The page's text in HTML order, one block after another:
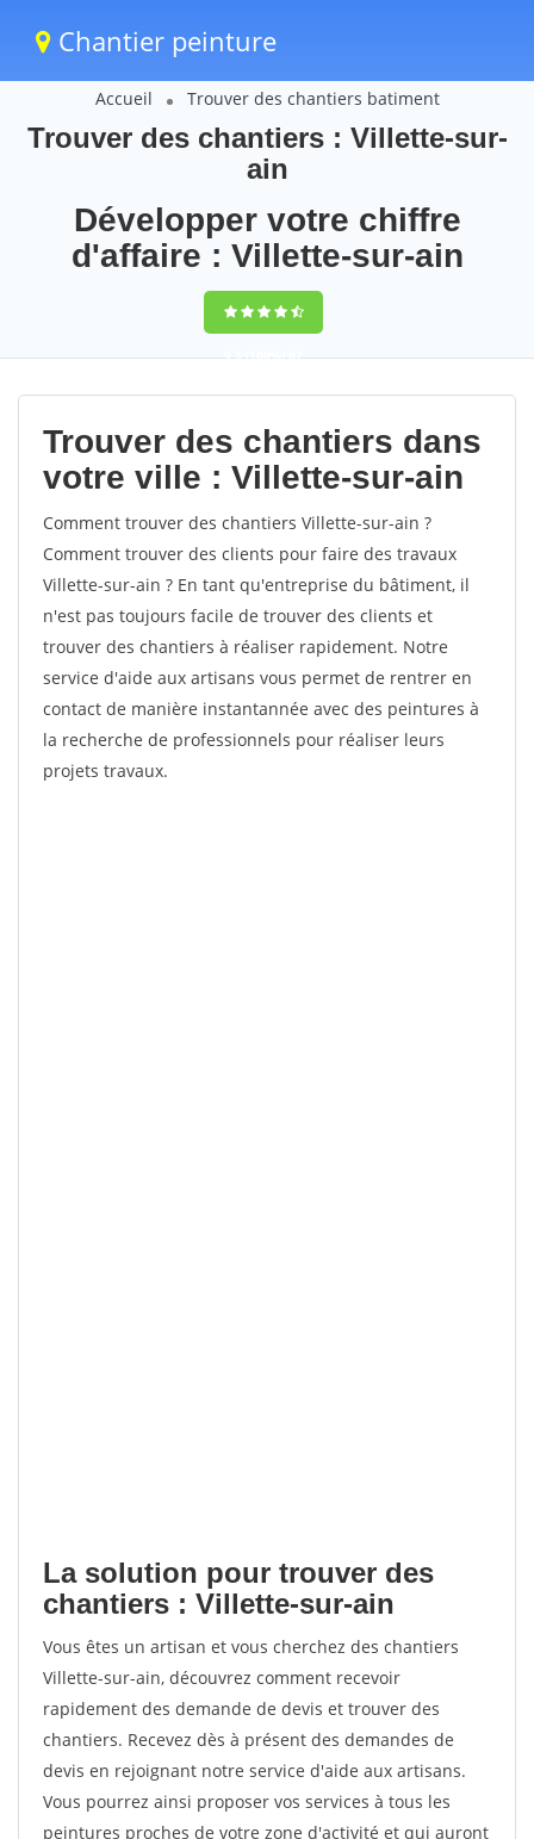
Chantier peinture
Accueil Trouver des chantiers batiment
Trouver des chantiers : Villette-sur-
ain
Développer votre chiffre
d'affaire : Villette-sur-ain
9,5(100%)67
votes
Trouver des chantiers dans
votre ville : Villette-sur-ain
Comment trouver des chantiers Villette-sur-ain ?
Comment trouver des clients pour faire des travaux
Villette-sur-ain ? En tant qu'entreprise du bâtiment, il
n'est pas toujours facile de trouver des clients et
trouver des chantiers à réaliser rapidement. Notre
service d'aide aux artisans vous permet de rentrer en
contact de manière instantannée avec des peintures à
la recherche de professionnels pour réaliser leurs
projets travaux.
La solution pour trouver des
chantiers : Villette-sur-ain
Vous êtes un artisan et vous cherchez des chantiers
Villette-sur-ain, découvrez comment recevoir
rapidement des demande de devis et trouver des
chantiers. Recevez dès à présent des demandes de
devis en rejoignant notre service d'aide aux artisans.
Vous pourrez ainsi proposer vos services à tous les
peintures proches de votre zone d'activité et qui auront